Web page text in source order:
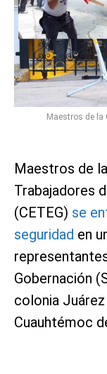
Maestros de la
Maestros de
Trabajadores
(CETEG) se
seguridad en
Gobernación
colonia
Cuauhtémoc